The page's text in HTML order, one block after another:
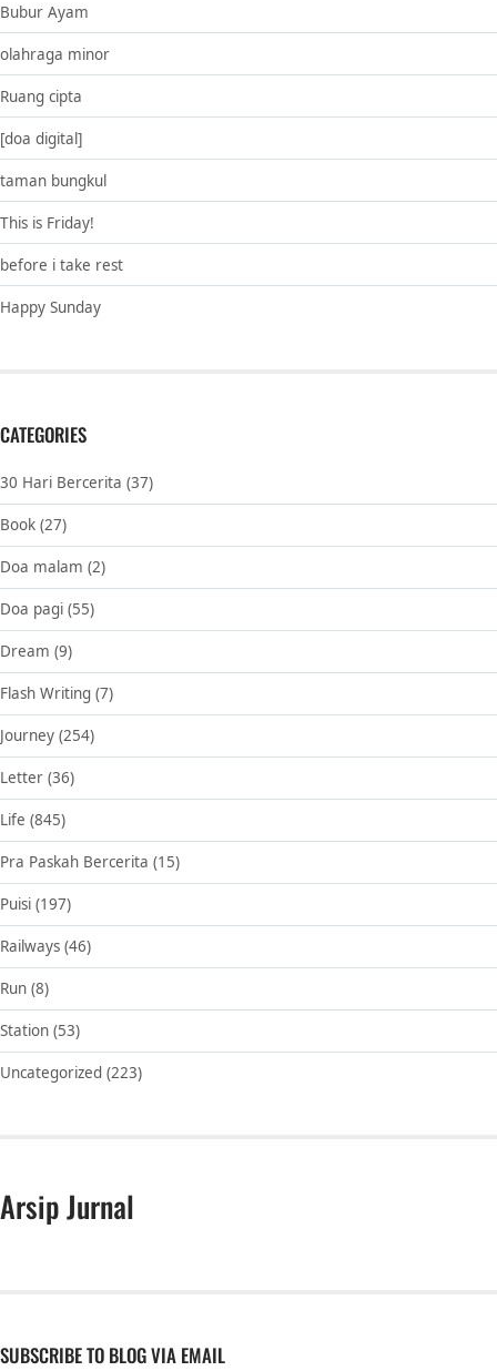
Bubur Ayam
olahraga minor
Ruang cipta
[doa digital]
taman bungkul
This is Friday!
before i take rest
Happy Sunday
CATEGORIES
30 Hari Bercerita (37)
Book (27)
Doa malam (2)
Doa pagi (55)
Dream (9)
Flash Writing (7)
Journey (254)
Letter (36)
Life (845)
Pra Paskah Bercerita (15)
Puisi (197)
Railways (46)
Run (8)
Station (53)
Uncategorized (223)
Arsip Jurnal
SUBSCRIBE TO BLOG VIA EMAIL